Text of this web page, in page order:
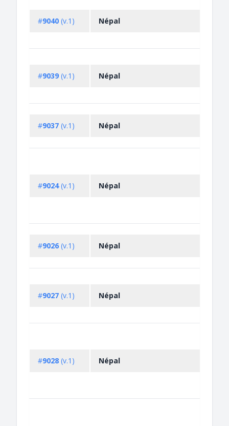
#9040 (v.1) Népal
#9039 (v.1) Népal
#9037 (v.1) Népal
#9024(v.1) Népal
#9026 (v.1) Népal
#9027 (v.1) Népal
#9028 (v.1) Népal